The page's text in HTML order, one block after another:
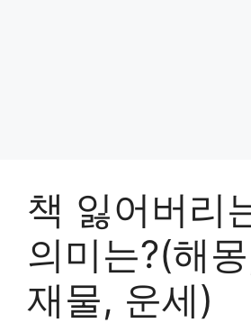
책 잃어버리
의미는?(해
재물, 운세)